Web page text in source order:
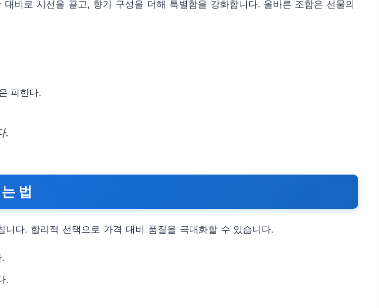
비로 시선을 끌고, 향기 구성을 더해 특별함을 강화합니다. 올바른 조합은 선물의
피한다.
.
법
다. 합리적 선택으로 가격 대비 품질을 극대화할 수 있습니다.
.